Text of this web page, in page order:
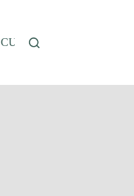
CUCINA E RICETTE